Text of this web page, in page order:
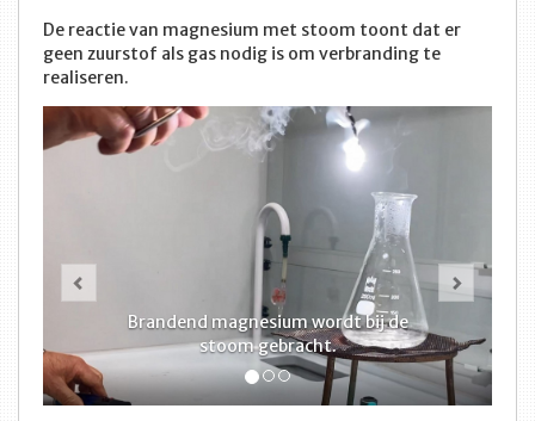
De reactie van magnesium met stoom toont dat er
geen zuurstof als gas nodig is om verbranding te
realiseren.
Brandend magnesium wordt bij de
stoom gebracht.
Vorige